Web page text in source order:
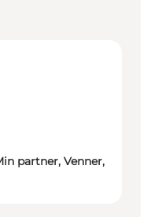
partner, Venner,